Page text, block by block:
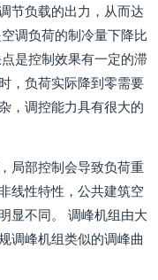
节负载的出力，从而达
调负荷的制冷量下降比
是控制效果有一定的滞
，负荷实际降到零需要
，调控能力具有很大的
局部控制会导致负荷重
线性特性，公共建筑空
显不同。 调峰机组由大
调峰机组类似的调峰曲